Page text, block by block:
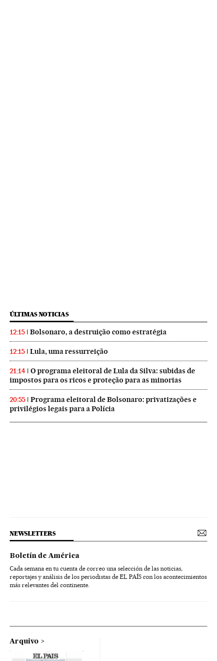
ÚLTIMAS NOTICIAS
12:15 Bolsonaro, a destruição como estratégia
12:15 Lula, uma ressurreição
21:14
O programa eleitoral de Lula da Silva: subidas de
impostos para os ricos e proteção para as minorias
20:55
Programa eleitoral de Bolsonaro: privatizações e
privilégios legais para a Polícia
NEWSLETTERS
Boletín de América
Cada semana en tu cuenta de correo una selección de las noticias,
reportajes y análisis de los periodistas de EL PAÍS con los acontecimientos
más relevantes del continente.
Arquivo